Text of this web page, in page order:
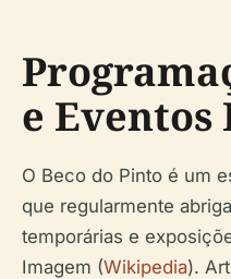
e Eventos
O Beco do Pinto é um
que regularmente
temporárias e
Imagem (Wikipedia).